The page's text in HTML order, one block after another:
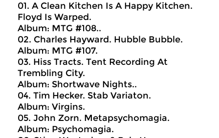
01. A Clean Kitchen Is A Happy Kitchen.
Floyd Is Warped.
Album: MTG #108..
02. Charles Hayward. Hubble Bubble.
Album: MTG #107.
03. Hiss Tracts. Tent Recording At
Trembling City.
Album: Shortwave Nights..
04. Tim Hecker. Stab Variaton.
Album: Virgins.
05. John Zorn. Metapsychomagia.
Album: Psychomagia.